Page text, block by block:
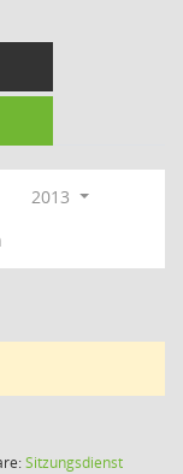
2013
Sitzungsdienst